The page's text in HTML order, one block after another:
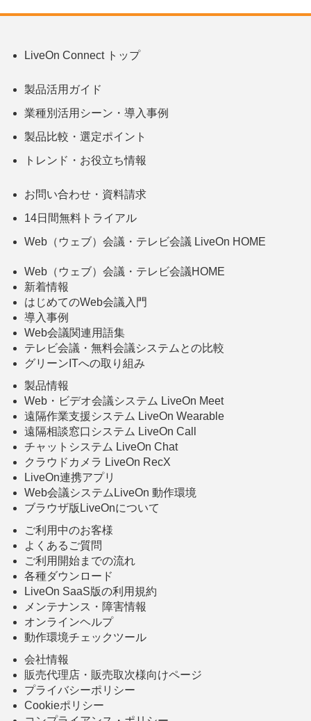
LiveOn Connect トップ
製品活用ガイド
業種別活用シーン・導入事例
製品比較・選定ポイント
トレンド・お役立ち情報
お問い合わせ・資料請求
14日間無料トライアル
Web（ウェブ）会議・テレビ会議 LiveOn HOME
Web（ウェブ）会議・テレビ会議HOME
新着情報
はじめてのWeb会議入門
導入事例
Web会議関連用語集
テレビ会議・無料会議システムとの比較
グリーンITへの取り組み
製品情報
Web・ビデオ会議システム LiveOn Meet
遠隔作業支援システム LiveOn Wearable
遠隔相談窓口システム LiveOn Call
チャットシステム LiveOn Chat
クラウドカメラ LiveOn RecX
LiveOn連携アプリ
Web会議システムLiveOn 動作環境
ブラウザ版LiveOnについて
ご利用中のお客様
よくあるご質問
ご利用開始までの流れ
各種ダウンロード
LiveOn SaaS版の利用規約
メンテナンス・障害情報
オンラインヘルプ
動作環境チェックツール
会社情報
販売代理店・販売取次様向けページ
プライバシーポリシー
Cookieポリシー